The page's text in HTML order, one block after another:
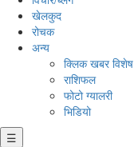
खेलकुद
रोचक
अन्य
क्लिक खबर विशेष
राशिफल
फोटो ग्यालरी
भिडियो
☰